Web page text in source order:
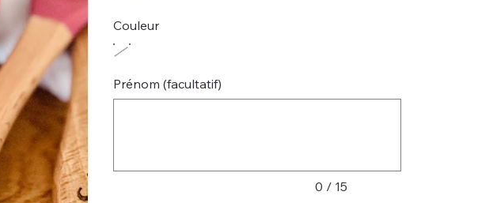
Couleur
Prénom (facultatif)
0 / 15